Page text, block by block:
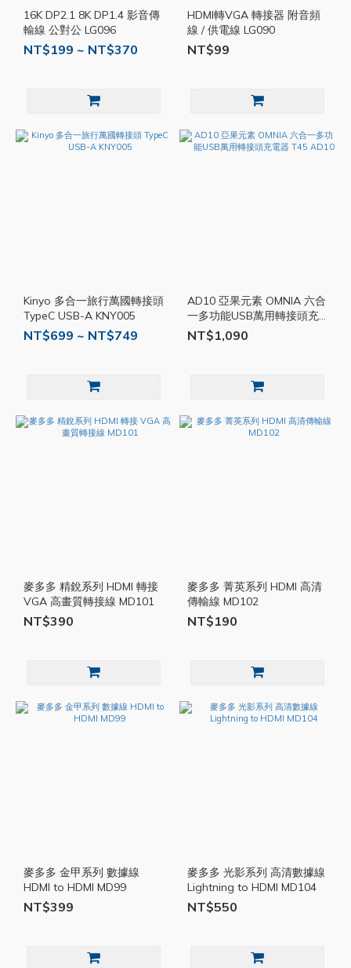
16K DP2.1 8K DP1.4 影音傳
輸線 公對公 LG096
NT$199 ~ NT$370
HDMI轉VGA 轉接器 附音頻
線 / 供電線 LG090
NT$99
Kinyo 多合一旅行萬國轉接頭
TypeC USB-A KNY005
NT$699 ~ NT$749
AD10 亞果元素 OMNIA 六合
一多功能USB萬用轉接頭充
電器 T45 AD10
NT$1,090
麥多多 精銳系列 HDMI 轉接
VGA 高畫質轉接線 MD101
NT$390
麥多多 菁英系列 HDMI 高清
傳輸線 MD102
NT$190
麥多多 金甲系列 數據線
HDMI to HDMI MD99
NT$399
麥多多 光影系列 高清數據線
Lightning to HDMI MD104
NT$550